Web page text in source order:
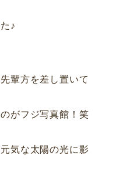
♪
輩方を差し置いて
がフジ写真館！笑
気な太陽の光に影